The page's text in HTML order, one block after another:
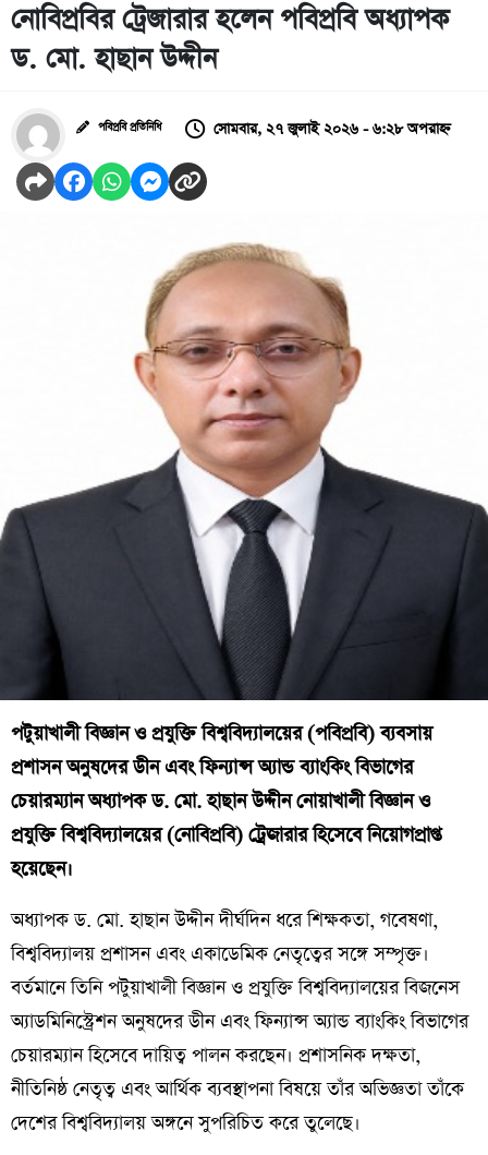
নোবিপ্রবির ট্রেজারার হলেন পবিপ্রবি অধ্যাপক
ড. মো. হাছান উদ্দীন
পবিপ্রবি প্রতিনিধি সোমবার, ২৭ জুলাই ২০২৬ - ৬:২৮ অপরাহ্ন
পটুয়াখালী বিজ্ঞান ও প্রযুক্তি বিশ্ববিদ্যালয়ের (পবিপ্রবি) ব্যবসায়
প্রশাসন অনুষদের ডীন এবং ফিন্যান্স অ্যান্ড ব্যাংকিং বিভাগের
চেয়ারম্যান অধ্যাপক ড. মো. হাছান উদ্দীন নোয়াখালী বিজ্ঞান ও
প্রযুক্তি বিশ্ববিদ্যালয়ের (নোবিপ্রবি) ট্রেজারার হিসেবে নিয়োগপ্রাপ্ত
হয়েছেন।
অধ্যাপক ড. মো. হাছান উদ্দীন দীর্ঘদিন ধরে শিক্ষকতা, গবেষণা,
বিশ্ববিদ্যালয় প্রশাসন এবং একাডেমিক নেতৃত্বের সঙ্গে সম্পৃক্ত।
বর্তমানে তিনি পটুয়াখালী বিজ্ঞান ও প্রযুক্তি বিশ্ববিদ্যালয়ের বিজনেস
অ্যাডমিনিস্ট্রেশন অনুষদের ডীন এবং ফিন্যান্স অ্যান্ড ব্যাংকিং বিভাগের
চেয়ারম্যান হিসেবে দায়িত্ব পালন করছেন। প্রশাসনিক দক্ষতা,
নীতিনিষ্ঠ নেতৃত্ব এবং আর্থিক ব্যবস্থাপনা বিষয়ে তাঁর অভিজ্ঞতা তাঁকে
দেশের বিশ্ববিদ্যালয় অঙ্গনে সুপরিচিত করে তুলেছে।